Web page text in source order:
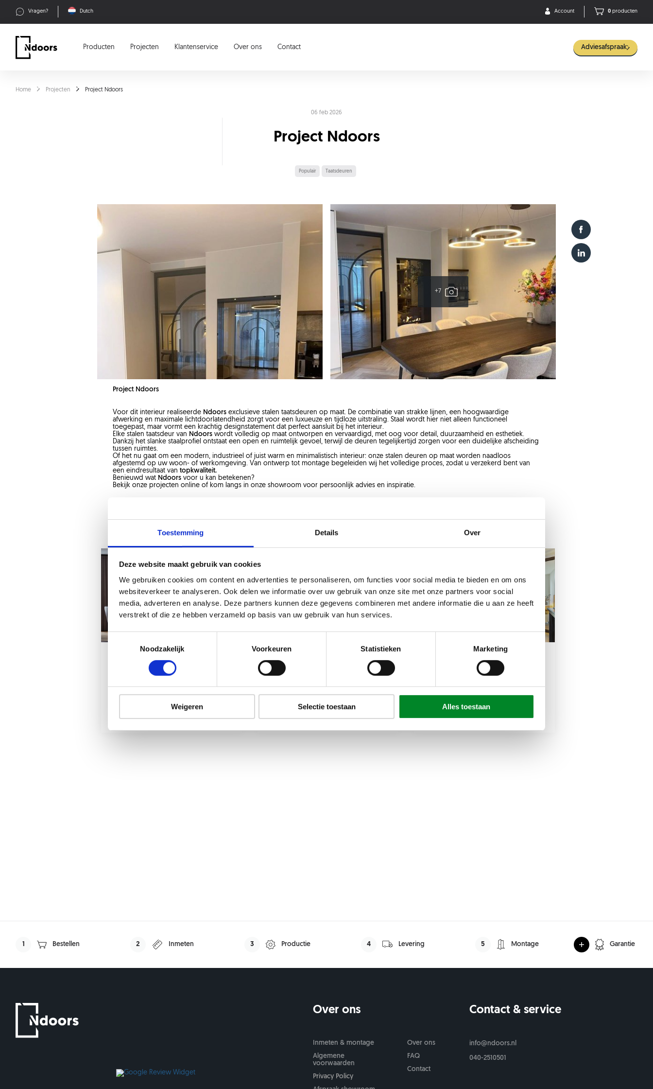
Toestemming Details Over
Deze website maakt gebruik van cookies
We gebruiken cookies om content en advertenties te personaliseren, om functies voor social media te bieden en om ons
websiteverkeer te analyseren. Ook delen we informatie over uw gebruik van onze site met onze partners voor social
media, adverteren en analyse. Deze partners kunnen deze gegevens combineren met andere informatie die u aan ze heeft
verstrekt of die ze hebben verzameld op basis van uw gebruik van hun services.
Noodzakelijk Voorkeuren Statistieken Marketing
Weigeren Selectie toestaan Alles toestaan
Vragen? Dutch Account 0 producten
Producten Projecten Klantenservice Over ons Contact Adviesafspraak
Home Projecten Project Ndoors
06 feb 2026
Project Ndoors
Populair Taatsdeuren
+7
Project Ndoors
Voor dit interieur realiseerde Ndoors exclusieve stalen taatsdeuren op maat. De combinatie van strakke lijnen, een hoogwaardige
afwerking en maximale lichtdoorlatendheid zorgt voor een luxueuze en tijdloze uitstraling. Staal wordt hier niet alleen functioneel
toegepast, maar vormt een krachtig designstatement dat perfect aansluit bij het interieur.
Elke stalen taatsdeur van Ndoors wordt volledig op maat ontworpen en vervaardigd, met oog voor detail, duurzaamheid en esthetiek.
Dankzij het slanke staalprofiel ontstaat een open en ruimtelijk gevoel, terwijl de deuren tegelijkertijd zorgen voor een duidelijke afscheiding
tussen ruimtes.
Of het nu gaat om een modern, industrieel of juist warm en minimalistisch interieur: onze stalen deuren op maat worden naadloos
afgestemd op uw woon- of werkomgeving. Van ontwerp tot montage begeleiden wij het volledige proces, zodat u verzekerd bent van
een eindresultaat van topkwaliteit.
Benieuwd wat Ndoors voor u kan betekenen?
Bekijk onze projecten online of kom langs in onze showroom voor persoonlijk advies en inspiratie.
Zie ook
Dubbele taatsdeuren in
21 dec 2022
Dubbele taatsdeuren in
Verschillende taatsdeuren
1 Bestellen 2 Inmeten 3 Productie 4 Levering 5 Montage Garantie
Over ons
Inmeten & montage
Algemene
voorwaarden
Privacy Policy
Over ons
FAQ
Contact
Contact & service
info@ndoors.nl
040-2510501